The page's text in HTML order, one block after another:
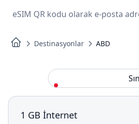
eSIM QR kodu olarak e-posta
Destinasyonlar ABD
1 GB İnternet